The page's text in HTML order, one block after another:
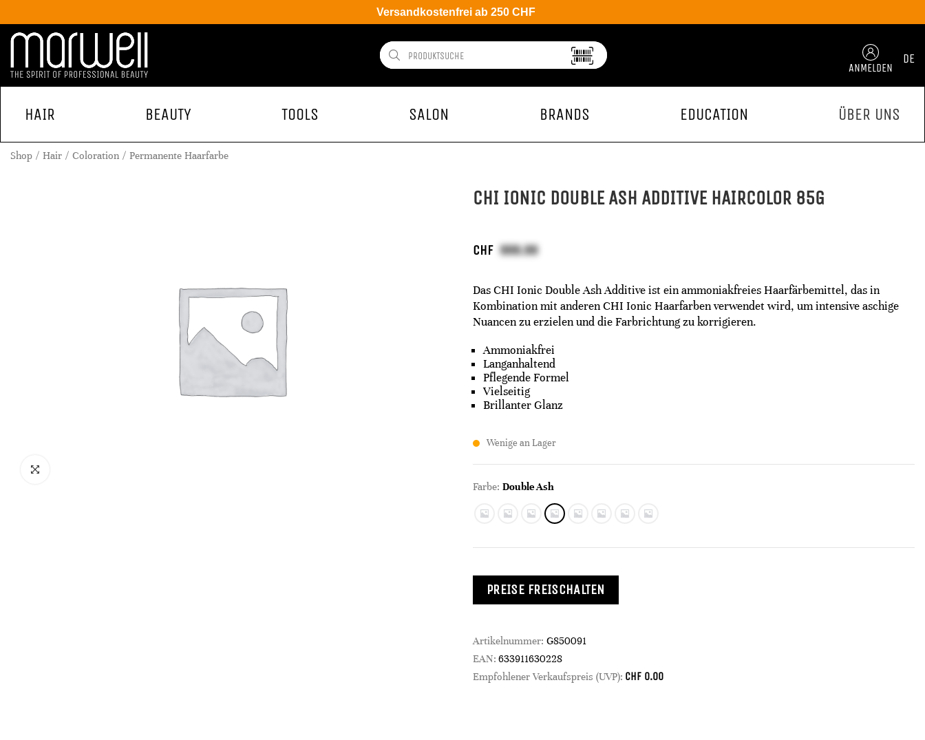
Versandkostenfrei ab 250 CHF
ANMELDEN
DE
HAIR BEAUTY TOOLS SALON BRANDS EDUCATION ÜBER UNS
Shop Hair Coloration Permanente Haarfarbe
CHI IONIC DOUBLE ASH ADDITIVE HAIRCOLOR 85G
CHF
Das CHI Ionic Double Ash Additive ist ein ammoniakfreies Haarfärbemittel, das in
Kombination mit anderen CHI Ionic Haarfarben verwendet wird, um intensive aschige
Nuancen zu erzielen und die Farbrichtung zu korrigieren.
Ammoniakfrei
Langanhaltend
Pflegende Formel
Vielseitig
Brillanter Glanz
Wenige an Lager
Farbe: Double Ash
PREISE FREISCHALTEN
Artikelnummer: G850091
EAN: 633911630228
Empfohlener Verkaufspreis (UVP): CHF 0.00